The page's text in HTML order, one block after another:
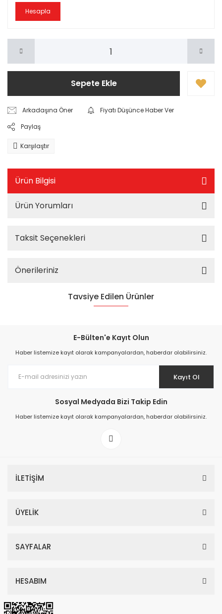
Hesapla
Sepete Ekle
Arkadaşına Öner
Fiyatı Düşünce Haber Ver
Paylaş
Karşılaştır
Ürün Bilgisi
Ürün Yorumları
Taksit Seçenekleri
Önerileriniz
Tavsiye Edilen Ürünler
149,00 TL
E-Bülten'e Kayıt Olun
Haber listemize kayıt olarak kampanyalardan, haberdar olabilirsiniz.
Kayıt Ol
Sosyal Medyada Bizi Takip Edin
Haber listemize kayıt olarak kampanyalardan, haberdar olabilirsiniz.
İLETİŞİM
ÜYELİK
SAYFALAR
HESABIM